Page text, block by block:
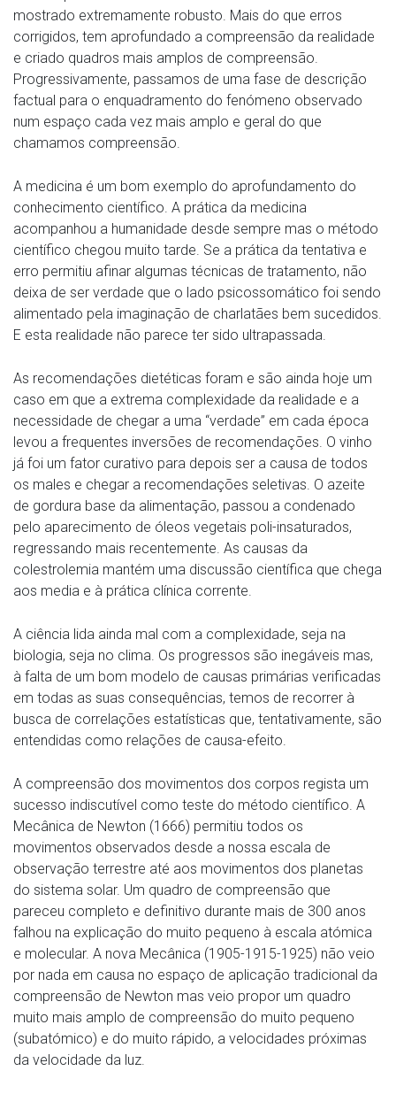
mostrado extremamente robusto. Mais do que erros
corrigidos, tem aprofundado a compreensão da realidade
e criado quadros mais amplos de compreensão.
Progressivamente, passamos de uma fase de descrição
factual para o enquadramento do fenómeno observado
num espaço cada vez mais amplo e geral do que
chamamos compreensão.
A medicina é um bom exemplo do aprofundamento do
conhecimento científico. A prática da medicina
acompanhou a humanidade desde sempre mas o método
científico chegou muito tarde. Se a prática da tentativa e
erro permitiu afinar algumas técnicas de tratamento, não
deixa de ser verdade que o lado psicossomático foi sendo
alimentado pela imaginação de charlatães bem sucedidos.
E esta realidade não parece ter sido ultrapassada.
As recomendações dietéticas foram e são ainda hoje um
caso em que a extrema complexidade da realidade e a
necessidade de chegar a uma “verdade” em cada época
levou a frequentes inversões de recomendações. O vinho
já foi um fator curativo para depois ser a causa de todos
os males e chegar a recomendações seletivas. O azeite
de gordura base da alimentação, passou a condenado
pelo aparecimento de óleos vegetais poli-insaturados,
regressando mais recentemente. As causas da
colestrolemia mantém uma discussão científica que chega
aos media e à prática clínica corrente.
A ciência lida ainda mal com a complexidade, seja na
biologia, seja no clima. Os progressos são inegáveis mas,
à falta de um bom modelo de causas primárias verificadas
em todas as suas consequências, temos de recorrer à
busca de correlações estatísticas que, tentativamente, são
entendidas como relações de causa-efeito.
A compreensão dos movimentos dos corpos regista um
sucesso indiscutível como teste do método científico. A
Mecânica de Newton (1666) permitiu todos os
movimentos observados desde a nossa escala de
observação terrestre até aos movimentos dos planetas
do sistema solar. Um quadro de compreensão que
pareceu completo e definitivo durante mais de 300 anos
falhou na explicação do muito pequeno à escala atómica
e molecular. A nova Mecânica (1905-1915-1925) não veio
por nada em causa no espaço de aplicação tradicional da
compreensão de Newton mas veio propor um quadro
muito mais amplo de compreensão do muito pequeno
(subatómico) e do muito rápido, a velocidades próximas
da velocidade da luz.